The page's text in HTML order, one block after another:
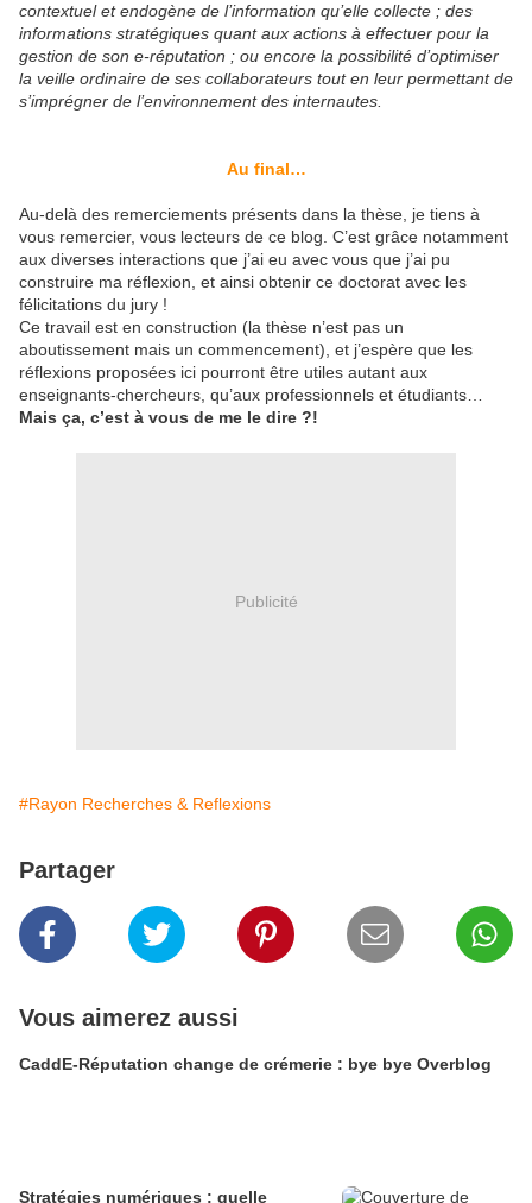
contextuel et endogène de l’information qu’elle collecte ; des
informations stratégiques quant aux actions à effectuer pour la
gestion de son e-réputation ; ou encore la possibilité d’optimiser
la veille ordinaire de ses collaborateurs tout en leur permettant de
s’imprégner de l’environnement des internautes.
Au final…
Au-delà des remerciements présents dans la thèse, je tiens à
vous remercier, vous lecteurs de ce blog. C’est grâce notamment
aux diverses interactions que j’ai eu avec vous que j’ai pu
construire ma réflexion, et ainsi obtenir ce doctorat avec les
félicitations du jury !
Ce travail est en construction (la thèse n’est pas un
aboutissement mais un commencement), et j’espère que les
réflexions proposées ici pourront être utiles autant aux
enseignants-chercheurs, qu’aux professionnels et étudiants…
Mais ça, c’est à vous de me le dire ?!
Publicité
#Rayon Recherches & Reflexions
Partager
Vous aimerez aussi
CaddE-Réputation change de crémerie : bye bye Overblog
Stratégies numériques : quelle